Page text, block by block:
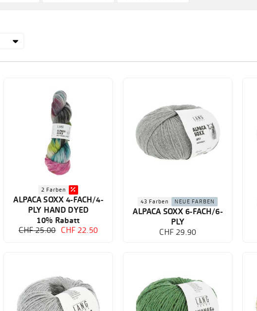
2 Farben
ALPACA SOXX 4-FACH/4-
PLY HAND DYED
10% Rabatt
CHF 25.00 CHF 22.50
43 Farben NEUE FARBEN
ALPACA SOXX 6-FACH/6-
PLY
CHF 29.90